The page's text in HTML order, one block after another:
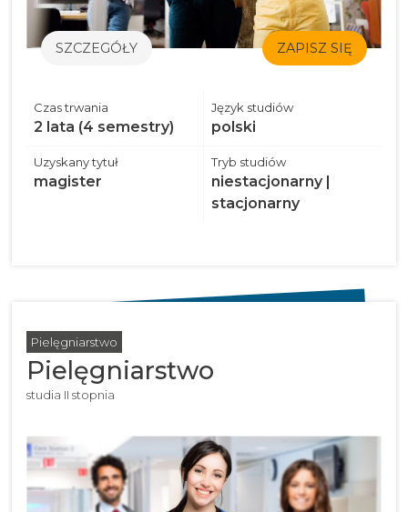
SZCZEGÓŁY ZAPISZ SIĘ
Czas trwania
2 lata (4 semestry)
Język studiów
polski
Uzyskany tytuł
magister
Tryb studiów
niestacjonarny |
stacjonarny
Pielęgniarstwo
Pielęgniarstwo
studia II stopnia